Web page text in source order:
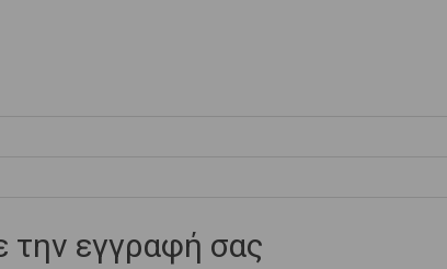
την εγγραφή σας